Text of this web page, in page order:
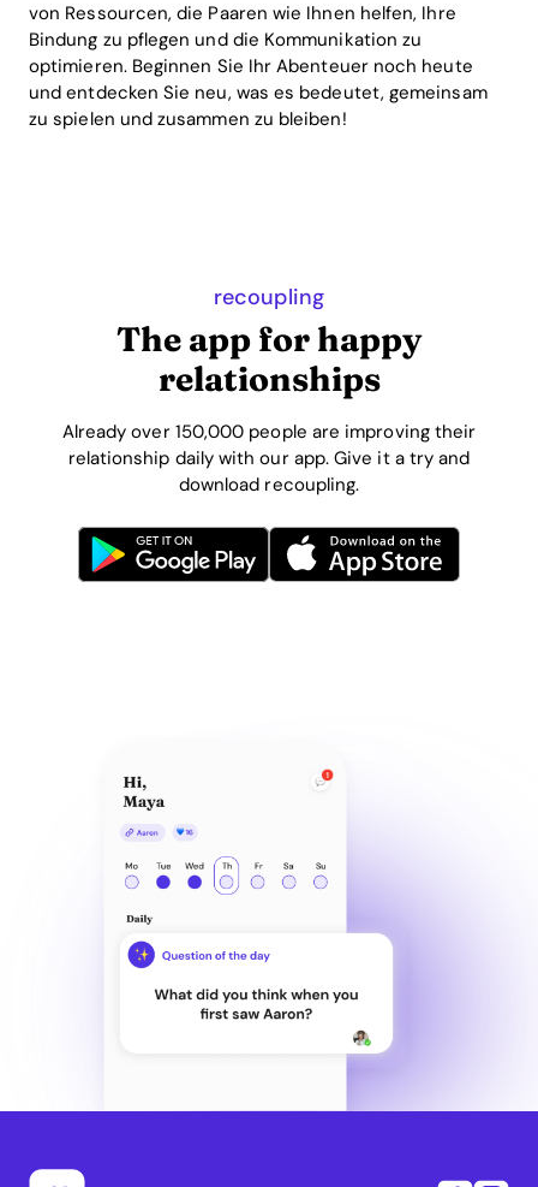
von Ressourcen, die Paaren wie Ihnen helfen, Ihre
Bindung zu pflegen und die Kommunikation zu
optimieren. Beginnen Sie Ihr Abenteuer noch heute
und entdecken Sie neu, was es bedeutet, gemeinsam
zu spielen und zusammen zu bleiben!
recoupling
The app for happy
relationships
Already over 150,000 people are improving their
relationship daily with our app. Give it a try and
download recoupling.